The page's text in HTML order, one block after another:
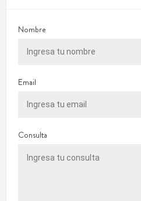
Nombre
Email
Consulta